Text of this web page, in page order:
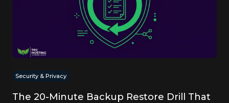
Security & Privacy
The 20-Minute Backup Restore Drill That